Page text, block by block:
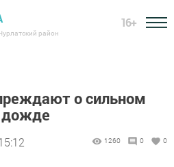
район
16+
о сильном
дожде
1260 0 0